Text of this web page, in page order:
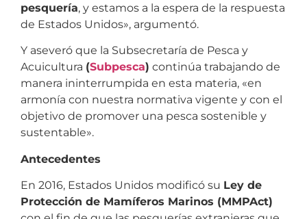
pesquería, y estamos a la espera de la respuesta
de Estados Unidos», argumentó.
Y aseveró que la Subsecretaría de Pesca y
Acuicultura (Subpesca) continúa trabajando de
manera ininterrumpida en esta materia, «en
armonía con nuestra normativa vigente y con el
objetivo de promover una pesca sostenible y
sustentable».
Antecedentes
En 2016, Estados Unidos modificó su Ley de
Protección de Mamíferos Marinos (MMPAct)